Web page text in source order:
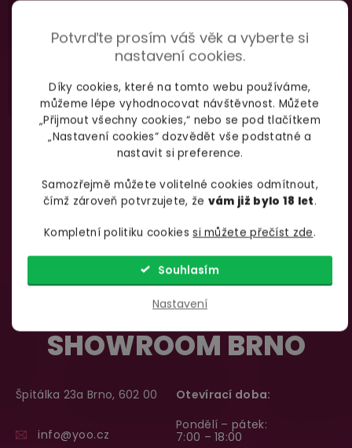
Potvrďte prosím váš věk a vyberte si
nastavení cookies.
Díky cookies, které na tomto webu používáme,
můžeme lépe vyhodnocovat návštěvnost. Můžete
„Přijmout všechny cookies,“ nebo se pod tlačítkem
„Nastavení cookies“ dozvědět vše podstatné a
nastavit si preference.
Samozřejmě můžete volitelné cookies odmítnout,
čímž zároveň potvrzujete, že vám již bylo 18 let.
Kompletní politiku cookiessi můžete přečíst zde.
Nastavení
Souhlasím
Napište nám kdykoliv
(Po-Pá 7.00-18.00)
SHOWROOM BRNO
Špitálka 23a Brno, 602 00
info@yoo.cz
Otevírací doba:
Pondělí – pátek:
7:00 – 18:00